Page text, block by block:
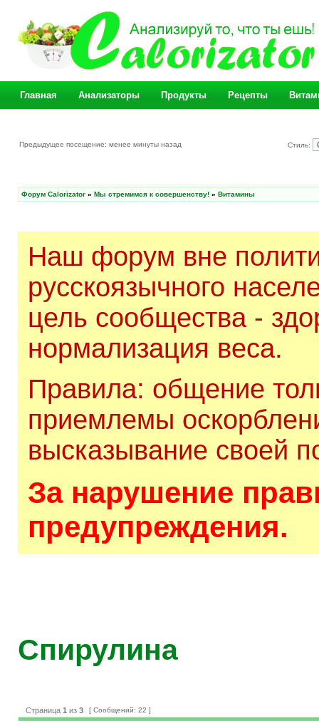
Главная Анализаторы Продукты Рецепты
Предыдущее посещение: менее минуты назад Стиль:
Форум Calorizator » Мы стремимся к совершенству! » Витамины
Наш форум вне
русскоязычного
цель сообщества -
нормализация веса.
Правила: общение
приемлемы
высказывание своей
За нарушение
предупреждения.
Спирулина
Страница 1 из 3 [ Сообщений: 22 ]